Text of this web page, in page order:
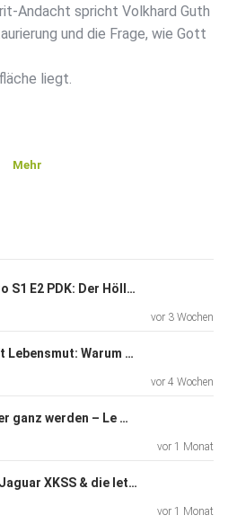
Andacht spricht Volkhard Guth
und die Frage, wie Gott
liegt.
Mehr
Audi Sport quattro S1 E2 PDK: Der Höllenritt, der alles veränderte | Johanna Böckler
vor 3 Wochen
Audi quattro trifft Lebensmut: Warum echter Antrieb mehr ist als PS | Simon Birr
vor 4 Wochen
Wenn Autos wieder ganz werden – Le Mans, Bugatti & 300 SL | Volker Dickel
vor 1 Monat
Steve McQueens Jaguar XKSS & die letzte große Entscheidung seines Lebens | Simon Diercks
vor 1 Monat